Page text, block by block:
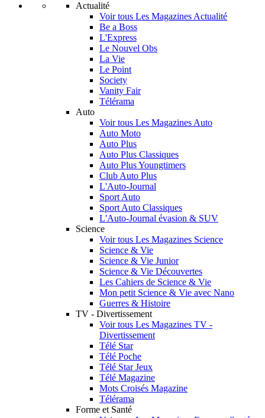
Actualité
Voir tous Les Magazines Actualité
Be a Boss
L'Express
Le Nouvel Obs
La Vie
Le Point
Society
Vanity Fair
Télérama
Auto
Voir tous Les Magazines Auto
Auto Moto
Auto Plus
Auto Plus Classiques
Auto Plus Youngtimers
Club Auto Plus
L'Auto-Journal
Sport Auto
Sport Auto Classiques
L'Auto-Journal évasion & SUV
Science
Voir tous Les Magazines Science
Science & Vie
Science & Vie Junior
Science & Vie Découvertes
Les Cahiers de Science & Vie
Mon petit Science & Vie avec Nano
Guerres & Histoire
TV - Divertissement
Voir tous Les Magazines TV -
Divertissement
Télé Star
Télé Poche
Télé Star Jeux
Télé Magazine
Mots Croisés Magazine
Télérama
Forme et Santé